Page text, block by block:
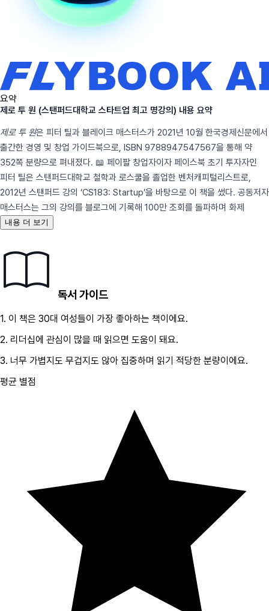
요약
제로 투 원 (스탠퍼드대학교 스타트업 최고 명강의) 내용 요약
제로 투 원은 피터 틸과 블레이크 매스터스가 2021년 10월 한국경제신문에서
출간한 경영 및 창업 가이드북으로, ISBN 9788947547567을 통해 약
352쪽 분량으로 펴내졌다. 📖 페이팔 창업자이자 페이스북 초기 투자자인
피터 틸은 스탠퍼드대학교 철학과 로스쿨을 졸업한 벤처캐피털리스트로,
2012년 스탠퍼드 강의 ‘CS183: Startup’을 바탕으로 이 책을 썼다. 공동저자
매스터스는 그의 강의를 블로그에 기록해 100만 조회를 돌파하며 화제
내용 더 보기
독서 가이드
1. 이 책은 30대 여성들이 가장 좋아하는 책이에요.
2. 리더십에 관심이 많을 때 읽으면 도움이 돼요.
3. 너무 가볍지도 무겁지도 않아 집중하며 읽기 적당한 분량이에요.
평균 별점